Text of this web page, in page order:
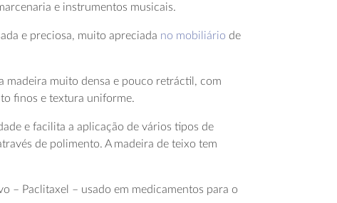
e instrumentos musicais.
e preciosa, muito apreciada no mobiliário de
madeira muito densa e pouco retráctil, com
finos e textura uniforme.
e facilita a aplicação de vários tipos de
de polimento. A madeira de teixo tem
– Paclitaxel – usado em medicamentos para o